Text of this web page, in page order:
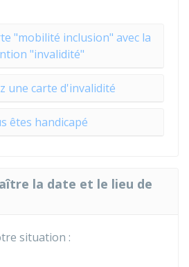
"mobilité inclusion" avec la
"invalidité"
une carte d'invalidité
êtes handicapé
la date et le lieu de
situation :